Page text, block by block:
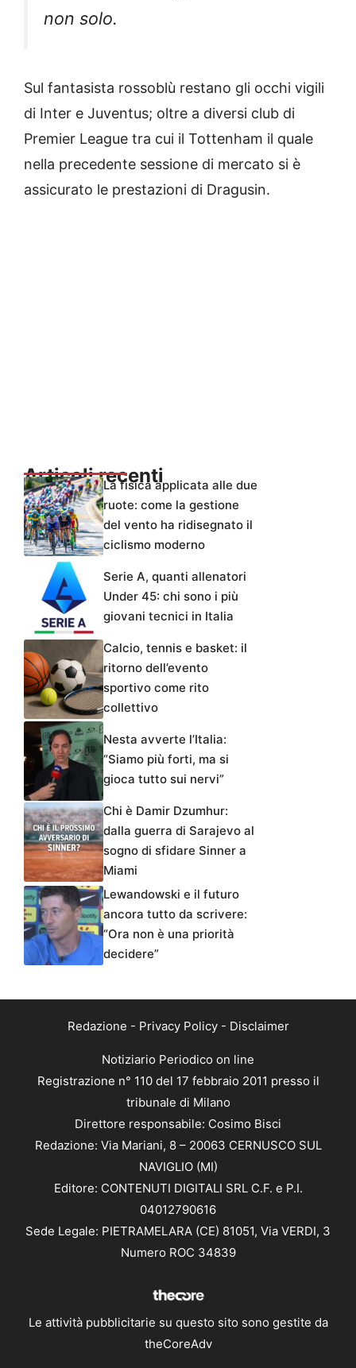
non solo.
Sul fantasista rossoblù restano gli occhi vigili
di Inter e Juventus; oltre a diversi club di
Premier League tra cui il Tottenham il quale
nella precedente sessione di mercato si è
assicurato le prestazioni di Dragusin.
Articoli recentiLa fisica applicata alle due
ruote: come la gestione
del vento ha ridisegnato il
ciclismo moderno
Serie A, quanti allenatori
Under 45: chi sono i più
giovani tecnici in Italia
Calcio, tennis e basket: il
ritorno dell’evento
sportivo come rito
collettivo
Nesta avverte l’Italia:
“Siamo più forti, ma si
gioca tutto sui nervi”
Chi è Damir Dzumhur:
dalla guerra di Sarajevo al
sogno di sfidare Sinner a
Miami
Lewandowski e il futuro
ancora tutto da scrivere:
“Ora non è una priorità
decidere”
Redazione - Privacy Policy- Disclaimer
Notiziario Periodico on line
Registrazione n° 110 del 17 febbraio 2011 presso il
tribunale di Milano
Direttore responsabile: Cosimo Bisci
Redazione: Via Mariani, 8 – 20063 CERNUSCO SUL
NAVIGLIO (MI)
Editore: CONTENUTI DIGITALI SRL C.F. e P.I.
04012790616
Sede Legale: PIETRAMELARA (CE) 81051, Via VERDI, 3
Numero ROC 34839
Le attività pubblicitarie su questo sito sono gestite da
theCoreAdv